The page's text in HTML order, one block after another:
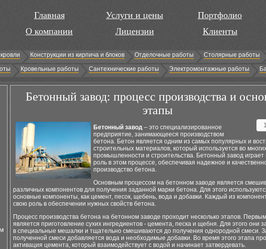
Главная
О компании
Услуги и цены
Лицензии
Портфолио
Клиенты
Конструкции из кирпича и блоков Отделочные работы Столярные работы
Кровельные работы Сантехнические работы Электромонтажные работы
Бетонный завод: процесс производства и
этапы
Бетонный завод – это специализированное
предприятие, занимающееся производством
бетона. Бетон является одним из самых популярных и
строительных материалов, который используется во
промышленности и строительства. Бетонный завод
роль в этом процессе, обеспечивая надежное и
производство бетона.
Основным процессом на бетонном заводе является
различных компонентов для получения заданной марки бетона. Для этого
основные компоненты, как цемент, песок, щебень, вода и добавки. Каждый из
свою роль в обеспечении нужных свойств бетона.
Процесс производства бетона на бетонном заводе проходит несколько этапов.
является приготовление сухих ингредиентов - цемента, песка и щебня. Для этого они
в специальные мешалки и тщательно смешиваются до получения однородной смеси.
полученной смеси добавляется вода и необходимые добавки. Во время этого этапа
активация цемента, который взаимодействует с водой и начинает затвердевать.